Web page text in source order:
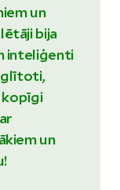
un
bija
inteliģenti
kopīgi
un